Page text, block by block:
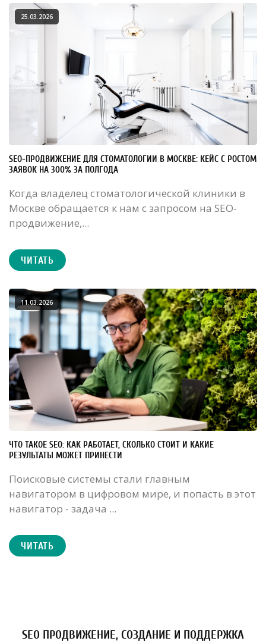
25.03.2026
SEO-ПРОДВИЖЕНИЕ ДЛЯ СТОМАТОЛОГИИ В МОСКВЕ: КЕЙС С РОСТОМ
ЗАЯВОК НА 300% ЗА ПОЛГОДА
Когда владелец стоматологической клиники в
Москве обращается к нам с запросом на SEO-
продвижение,...
ЧИТАТЬ
11.03.2026
ЧТО ТАКОЕ SEO: КАК РАБОТАЕТ, СКОЛЬКО СТОИТ И КАКИЕ
РЕЗУЛЬТАТЫ МОЖЕТ ПРИНЕСТИ
Поисковые системы стали главным
навигатором в цифровом мире, и попасть в этот
навигатор - задача ...
ЧИТАТЬ
SEO ПРОДВИЖЕНИЕ, СОЗДАНИЕ И ПОДДЕРЖКА